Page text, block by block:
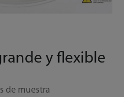
y flexible
de muestra